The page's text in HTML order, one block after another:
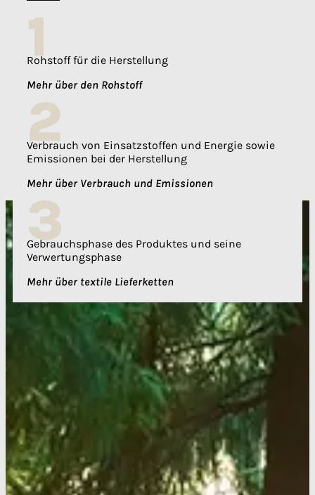
1
Rohstoff für die Herstellung
Mehr über den Rohstoff
2
Verbrauch von Einsatzstoffen und Energie sowie
Emissionen bei der Herstellung
Mehr über Verbrauch und Emissionen
3
Gebrauchsphase des Produktes und seine
Verwertungsphase
Mehr über textile Lieferketten